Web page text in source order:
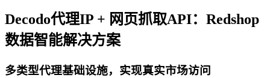
Decodo代理IP + 网页抓取API：Redshop
数据智能解决方案
多类型代理基础设施，实现真实市场访问